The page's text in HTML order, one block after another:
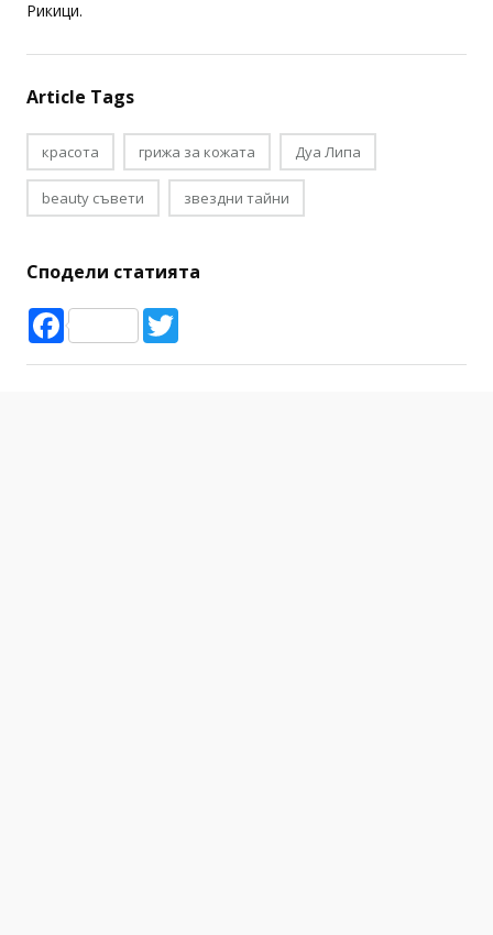
Рикици.
Article Tags
красота грижа за кожата Дуа Липа
beauty съвети звездни тайни
Сподели статията
Facebook